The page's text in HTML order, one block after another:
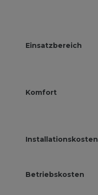
Einsatzbereich
Komfort
Installationskosten
Betriebskosten